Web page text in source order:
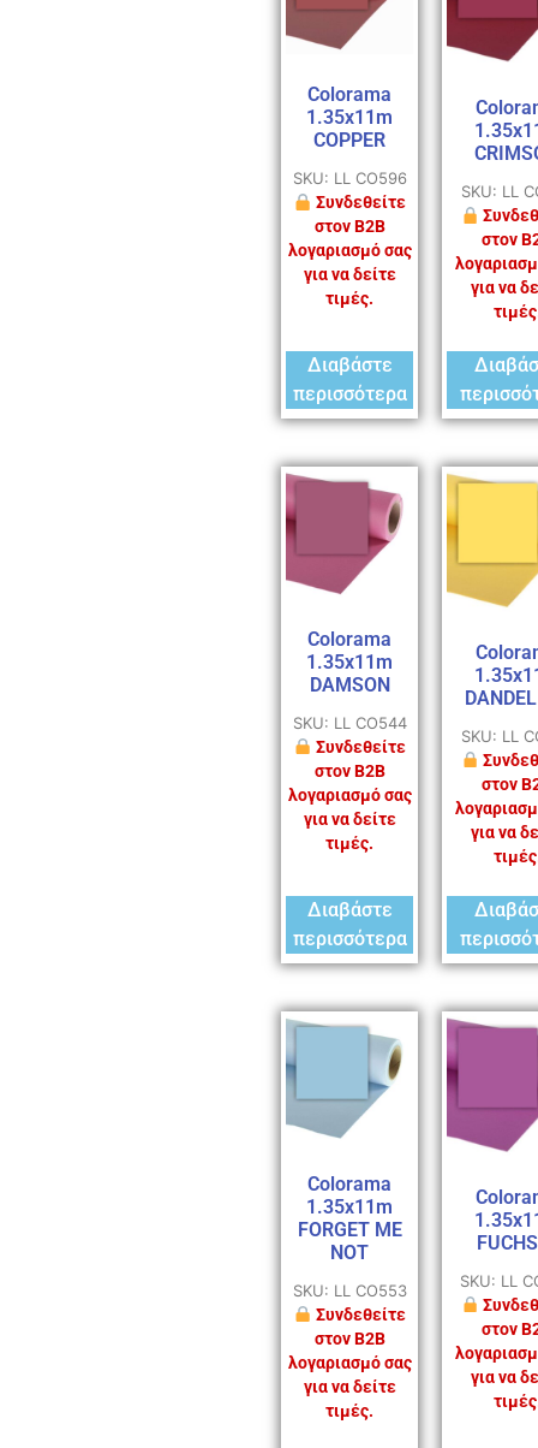
Colorama
1.35x11m
COPPER
SKU: LL CO596
Συνδεθείτε
στον B2B
λογαριασμό σας
για να δείτε
τιμές.
Διαβάστε
περισσότερα
SKU: LL
στον
για να
Colorama
1.35x11m
DAMSON
SKU: LL CO544
Συνδεθείτε
στον B2B
λογαριασμό σας
για να δείτε
τιμές.
Διαβάστε
περισσότερα
SKU: LL
στον
για να
Colorama
1.35x11m
FORGET ME
NOT
SKU: LL CO553
Συνδεθείτε
στον B2B
λογαριασμό σας
για να δείτε
τιμές.
SKU: LL
στον
για να